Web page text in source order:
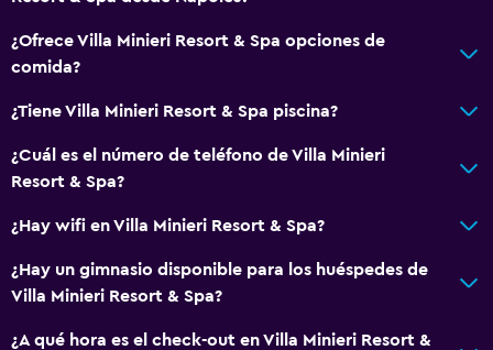
¿Ofrece Villa Minieri Resort & Spa opciones de
comida?
¿Tiene Villa Minieri Resort & Spa piscina?
¿Cuál es el número de teléfono de Villa Minieri
Resort & Spa?
¿Hay wifi en Villa Minieri Resort & Spa?
¿Hay un gimnasio disponible para los huéspedes de
Villa Minieri Resort & Spa?
¿A qué hora es el check-out en Villa Minieri Resort &